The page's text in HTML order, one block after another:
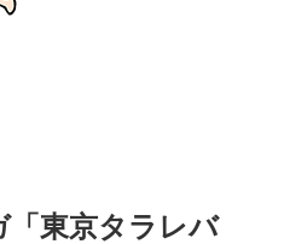
「東京タラレバ